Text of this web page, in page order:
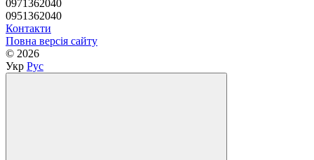
0971362040
0951362040
Контакти
Повна версія сайту
© 2026
Укр Рус